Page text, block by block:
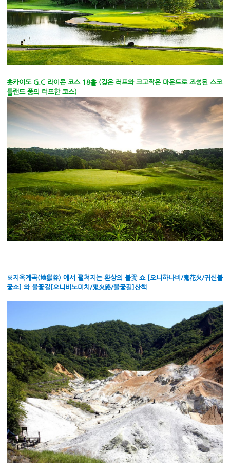
홋카이도 G.C 라이온 코스 18홀 (깊은 러프와 크고작은 마운드로 조성된 스코
틀랜드 풍의 터프한 코스)
※지옥계곡(地獄谷) 에서 펼쳐지는 환상의 불꽃 쇼 [오니하나비/鬼花火/귀신불
꽃쇼] 와 불꽃길[오니비노미치/鬼火路/불꽃길]산책